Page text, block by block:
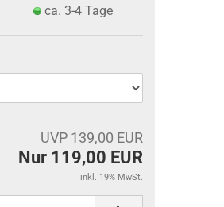
ca. 3-4 Tage
UVP 139,00 EUR
Nur 119,00 EUR
inkl. 19% MwSt.